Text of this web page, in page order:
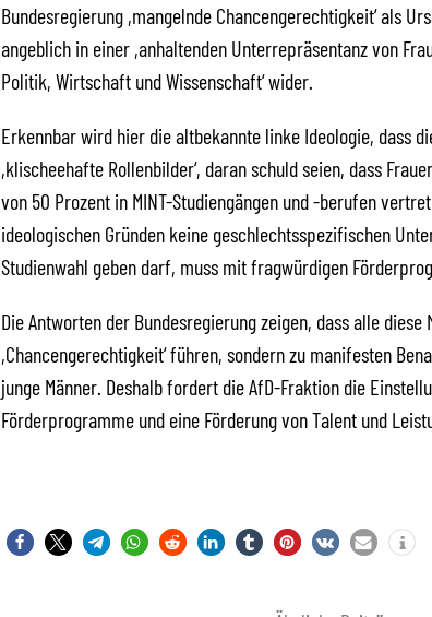
Bundesregierung ,mangelnde Chancengerechtigkeit‘ als
angeblich in einer ,anhaltenden Unterrepräsentanz von
Politik, Wirtschaft und Wissenschaft‘ wider.
Erkennbar wird hier die altbekannte linke Ideologie, dass
,klischeehafte Rollenbilder‘, daran schuld seien, dass
von 50 Prozent in MINT-Studiengängen und -berufen
ideologischen Gründen keine geschlechtsspezifischen
Studienwahl geben darf, muss mit fragwürdigen
Die Antworten der Bundesregierung zeigen, dass alle
,Chancengerechtigkeit‘ führen, sondern zu manifesten
junge Männer. Deshalb fordert die AfD-Fraktion die
Förderprogramme und eine Förderung von Talent und